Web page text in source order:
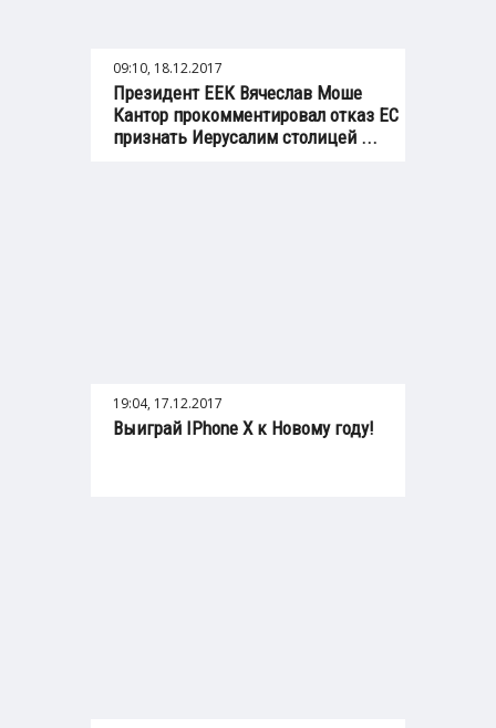
09:10, 18.12.2017
Президент ЕЕК Вячеслав Моше
Кантор прокомментировал отказ ЕС
признать Иерусалим столицей ...
19:04, 17.12.2017
Выиграй IPhone X к Новому году!